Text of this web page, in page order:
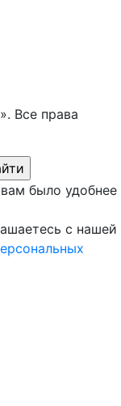
Все права
было удобнее
с нашей